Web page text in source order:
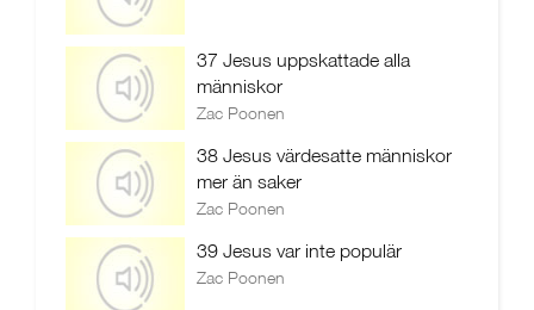
37 Jesus uppskattade alla
människor
Zac Poonen
38 Jesus värdesatte människor
mer än saker
Zac Poonen
39 Jesus var inte populär
Zac Poonen